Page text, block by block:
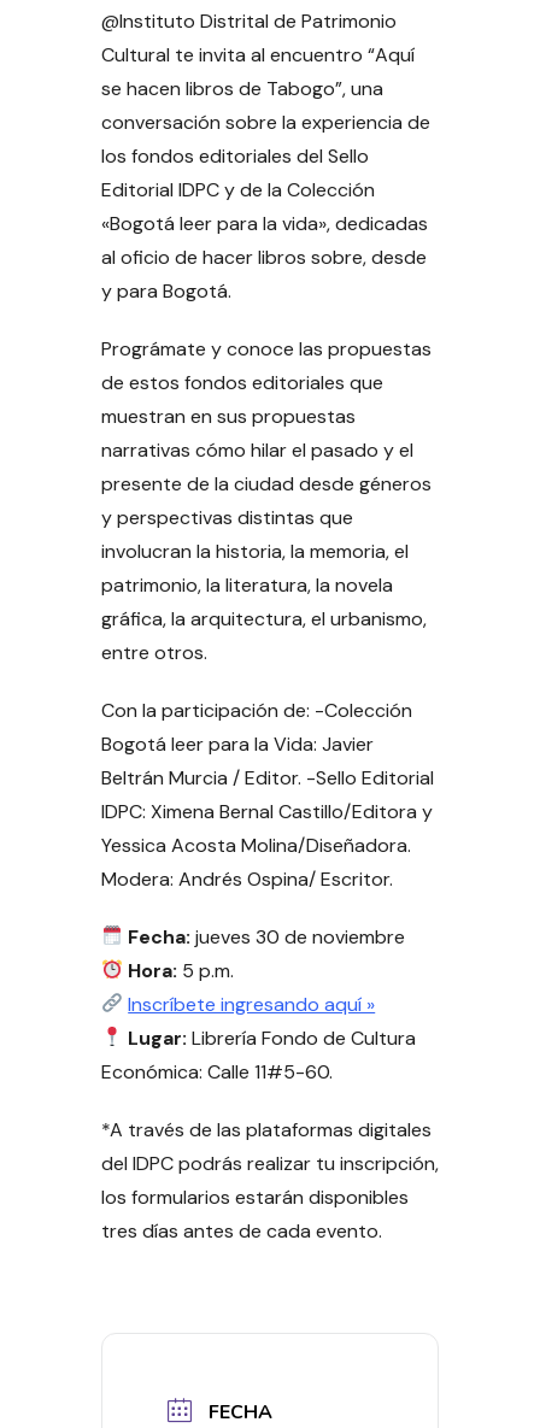
@Instituto Distrital de Patrimonio
Cultural te invita al encuentro “Aquí
se hacen libros de Tabogo”, una
conversación sobre la experiencia de
los fondos editoriales del Sello
Editorial IDPC y de la Colección
«Bogotá leer para la vida», dedicadas
al oficio de hacer libros sobre, desde
y para Bogotá.
Prográmate y conoce las propuestas
de estos fondos editoriales que
muestran en sus propuestas
narrativas cómo hilar el pasado y el
presente de la ciudad desde géneros
y perspectivas distintas que
involucran la historia, la memoria, el
patrimonio, la literatura, la novela
gráfica, la arquitectura, el urbanismo,
entre otros.
Con la participación de: -Colección
Bogotá leer para la Vida: Javier
Beltrán Murcia / Editor. -Sello Editorial
IDPC: Ximena Bernal Castillo/Editora y
Yessica Acosta Molina/Diseñadora.
Modera: Andrés Ospina/ Escritor.
Fecha: jueves 30 de noviembre
Hora: 5 p.m.
Inscríbete ingresando aquí »
Lugar: Librería Fondo de Cultura
Económica: Calle 11#5-60.
*A través de las plataformas digitales
del IDPC podrás realizar tu inscripción,
los formularios estarán disponibles
tres días antes de cada evento.
FECHA